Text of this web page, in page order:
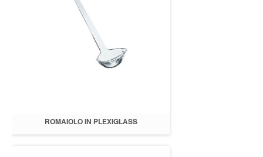
ROMAIOLO IN PLEXIGLASS